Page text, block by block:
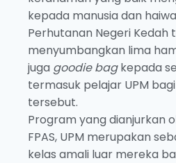
kepada manusia dan
Perhutanan Negeri Kedah
menyumbangkan lima
juga goodie bagkepada
termasuk pelajar UPM
tersebut.
Program yang dianjurkan
FPAS, UPM merupakan
kelas amali luar mereka